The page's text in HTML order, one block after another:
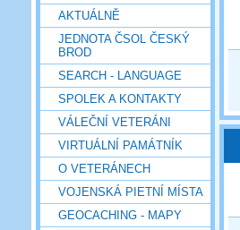
AKTUÁLNĚ
JEDNOTA ČSOL ČESKÝ
BROD
SEARCH - LANGUAGE
SPOLEK A KONTAKTY
VÁLEČNÍ VETERÁNI
VIRTUÁLNÍ PAMÁTNÍK
O VETERÁNECH
VOJENSKÁ PIETNÍ MÍSTA
GEOCACHING - MAPY